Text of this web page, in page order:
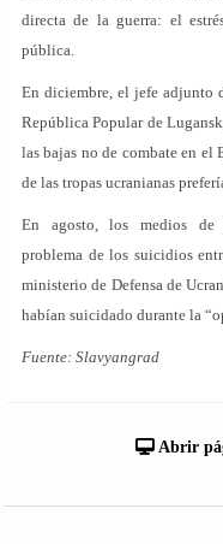
directa de la guerra: el
pública.
En diciembre, el jefe adjunto
República Popular de
las bajas no de combate en
de las tropas ucranianas
En agosto, los medios de
problema de los suicidios
ministerio de Defensa de
habían suicidado durante la
Fuente: Slavyangrad
Abrir